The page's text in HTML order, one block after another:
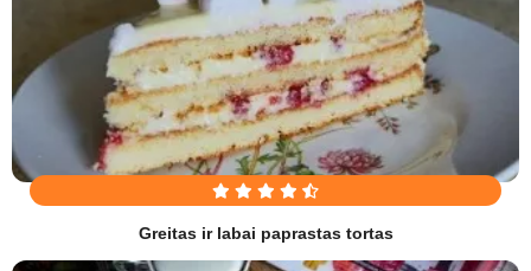
Greitas ir labai paprastas tortas